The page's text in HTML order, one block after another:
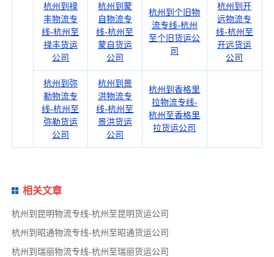
杭州到禄
丰物流专
线-杭州至
禄丰货运
公司
杭州到蒙
自物流专
线-杭州至
蒙自货运
公司
杭州到个旧物
流专线-杭州
至个旧货运公
司
杭州到开
远物流专
线-杭州至
开远货运
公司
杭州到弥
勒物流专
线-杭州至
弥勒货运
公司
杭州到景
洪物流专
线-杭州至
景洪货运
公司
杭州到香格里
拉物流专线-
杭州至香格里
拉货运公司
相关文章
杭州到昆明物流专线-杭州至昆明货运公司
杭州到昭通物流专线-杭州至昭通货运公司
杭州到瑞丽物流专线-杭州至瑞丽货运公司